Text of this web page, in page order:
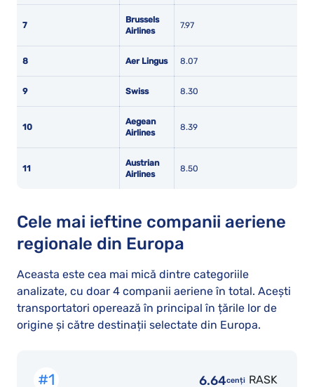
7
Brussels
Airlines
7.97
8 Aer Lingus 8.07
9 Swiss 8.30
10
Aegean
Airlines
8.39
11
Austrian
Airlines
8.50
Cele mai ieftine companii aeriene
regionale din Europa
Aceasta este cea mai mică dintre categoriile
analizate, cu doar 4 companii aeriene în total. Acești
transportatori operează în principal în țările lor de
origine și către destinații selectate din Europa.
#1 6.64cenți RASK